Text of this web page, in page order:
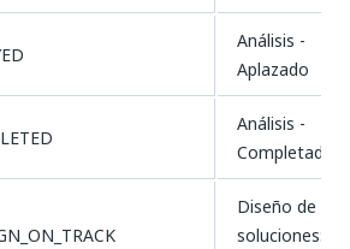
Análisis -
Aplazado
Análisis -
Completado
Diseño de
soluciones: